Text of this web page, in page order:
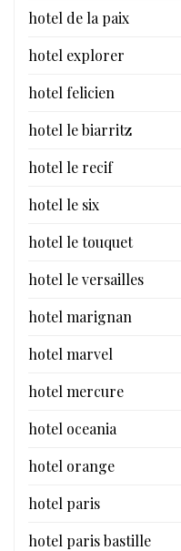
hotel de la paix
hotel explorer
hotel felicien
hotel le biarritz
hotel le recif
hotel le six
hotel le touquet
hotel le versailles
hotel marignan
hotel marvel
hotel mercure
hotel oceania
hotel orange
hotel paris
hotel paris bastille